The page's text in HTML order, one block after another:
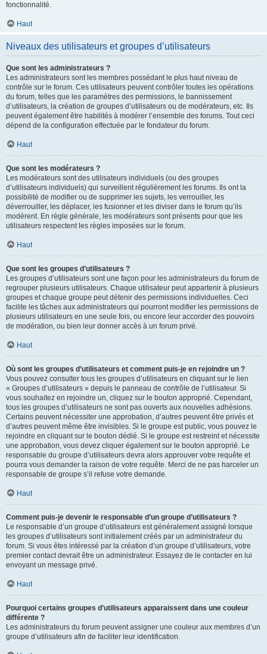
fonctionnalité.
Haut
Niveaux des utilisateurs et groupes d’utilisateurs
Que sont les administrateurs ?
Les administrateurs sont les membres possédant le plus haut niveau de
contrôle sur le forum. Ces utilisateurs peuvent contrôler toutes les opérations
du forum, telles que les paramètres des permissions, le bannissement
d’utilisateurs, la création de groupes d’utilisateurs ou de modérateurs, etc. Ils
peuvent également être habilités à modérer l’ensemble des forums. Tout ceci
dépend de la configuration effectuée par le fondateur du forum.
Haut
Que sont les modérateurs ?
Les modérateurs sont des utilisateurs individuels (ou des groupes
d’utilisateurs individuels) qui surveillent régulièrement les forums. Ils ont la
possibilité de modifier ou de supprimer les sujets, les verrouiller, les
déverrouiller, les déplacer, les fusionner et les diviser dans le forum qu’ils
modèrent. En règle générale, les modérateurs sont présents pour que les
utilisateurs respectent les règles imposées sur le forum.
Haut
Que sont les groupes d’utilisateurs ?
Les groupes d’utilisateurs sont une façon pour les administrateurs du forum de
regrouper plusieurs utilisateurs. Chaque utilisateur peut appartenir à plusieurs
groupes et chaque groupe peut détenir des permissions individuelles. Ceci
facilite les tâches aux administrateurs qui pourront modifier les permissions de
plusieurs utilisateurs en une seule fois, ou encore leur accorder des pouvoirs
de modération, ou bien leur donner accès à un forum privé.
Haut
Où sont les groupes d’utilisateurs et comment puis-je en rejoindre un ?
Vous pouvez consulter tous les groupes d’utilisateurs en cliquant sur le lien
« Groupes d’utilisateurs » depuis le panneau de contrôle de l’utilisateur. Si
vous souhaitez en rejoindre un, cliquez sur le bouton approprié. Cependant,
tous les groupes d’utilisateurs ne sont pas ouverts aux nouvelles adhésions.
Certains peuvent nécessiter une approbation, d’autres peuvent être privés et
d’autres peuvent même être invisibles. Si le groupe est public, vous pouvez le
rejoindre en cliquant sur le bouton dédié. Si le groupe est restreint et nécessite
une approbation, vous devez cliquer également sur le bouton approprié. Le
responsable du groupe d’utilisateurs devra alors approuver votre requête et
pourra vous demander la raison de votre requête. Merci de ne pas harceler un
responsable de groupe s’il refuse votre demande.
Haut
Comment puis-je devenir le responsable d’un groupe d’utilisateurs ?
Le responsable d’un groupe d’utilisateurs est généralement assigné lorsque
les groupes d’utilisateurs sont initialement créés par un administrateur du
forum. Si vous êtes intéressé par la création d’un groupe d’utilisateurs, votre
premier contact devrait être un administrateur. Essayez de le contacter en lui
envoyant un message privé.
Haut
Pourquoi certains groupes d’utilisateurs apparaissent dans une couleur
différente ?
Les administrateurs du forum peuvent assigner une couleur aux membres d’un
groupe d’utilisateurs afin de faciliter leur identification.